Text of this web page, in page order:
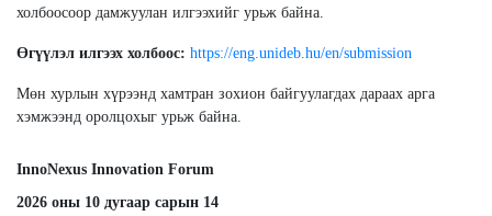
холбоосоор дамжуулан илгээхийг урьж байна.
Өгүүлэл илгээх холбоос: https://eng.unideb.hu/en/submission
Мөн хурлын хүрээнд хамтран зохион байгуулагдах дараах арга
хэмжээнд оролцохыг урьж байна.
InnoNexus Innovation Forum
2026 оны 10 дугаар сарын 14